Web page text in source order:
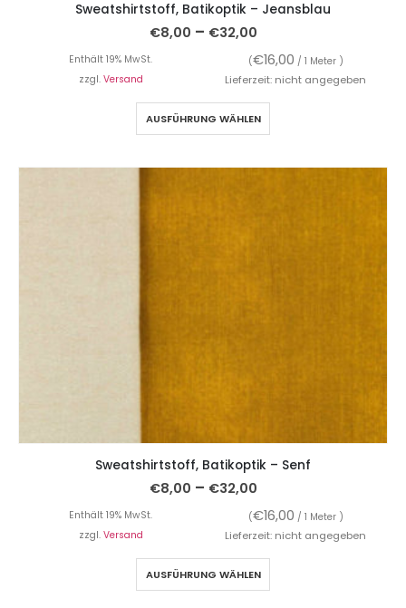
Sweatshirtstoff, Batikoptik – Jeansblau
€8,00 – €32,00
Enthält 19% MwSt. (€16,00 / 1 Meter )
zzgl. Versand Lieferzeit: nicht angegeben
AUSFÜHRUNG WÄHLEN
Sweatshirtstoff, Batikoptik – Senf
€8,00 – €32,00
Enthält 19% MwSt. (€16,00 / 1 Meter )
zzgl. Versand Lieferzeit: nicht angegeben
AUSFÜHRUNG WÄHLEN